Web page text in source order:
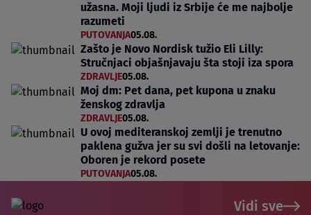
užasna. Moji ljudi iz Srbije će me najbolje
razumeti
PUTOVANJA05.08.
Zašto je Novo Nordisk tužio Eli Lilly:
Stručnjaci objašnjavaju šta stoji iza spora
ZDRAVLJE05.08.
Moj dm: Pet dana, pet kupona u znaku
ženskog zdravlja
ZDRAVLJE05.08.
U ovoj mediteranskoj zemlji je trenutno
paklena gužva jer su svi došli na letovanje:
Oboren je rekord posete
PUTOVANJA05.08.
Vidi sve